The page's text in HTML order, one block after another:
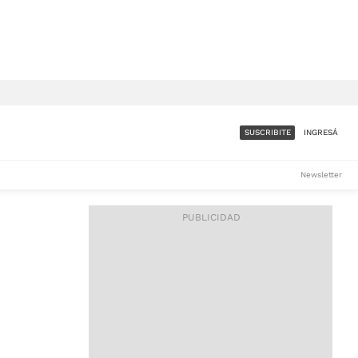
ACCESO FULL - $1.800/MES
SUSCRIBITE INGRESÁ
Newsletter